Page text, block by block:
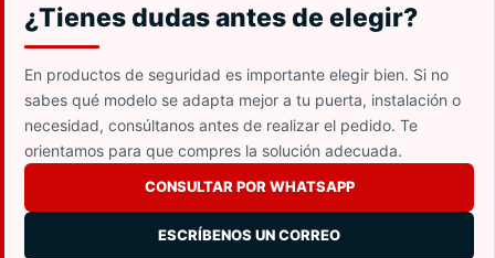
¿Tienes dudas antes de elegir?
En productos de seguridad es importante elegir bien. Si no
sabes qué modelo se adapta mejor a tu puerta, instalación o
necesidad, consúltanos antes de realizar el pedido. Te
orientamos para que compres la solución adecuada.
CONSULTAR POR WHATSAPP
ESCRÍBENOS UN CORREO